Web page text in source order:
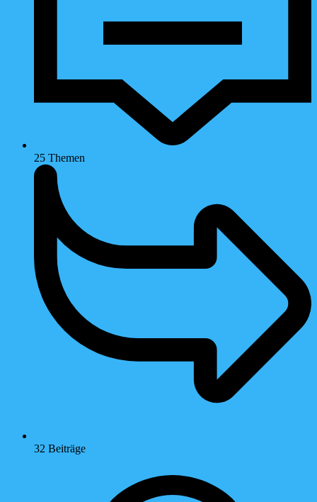
25 Themen
32 Beiträge